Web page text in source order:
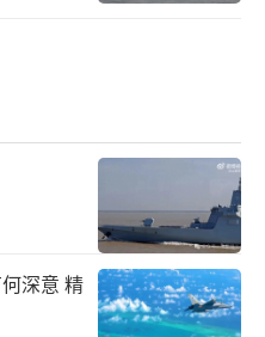
深意 精